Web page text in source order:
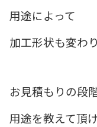
用途によって
加工形状も変わり
お見積もりの段
用途を教えて頂